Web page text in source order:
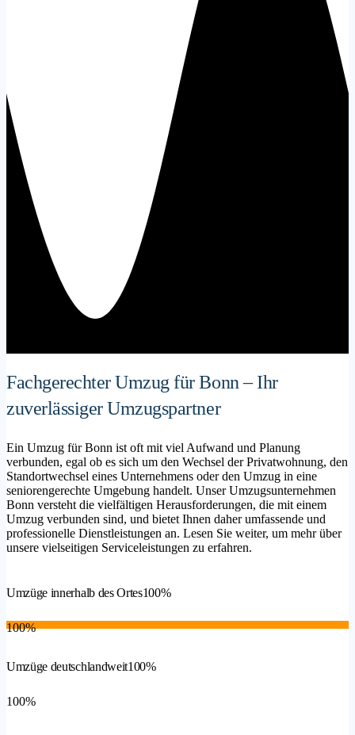
Fachgerechter Umzug für Bonn – Ihr
zuverlässiger Umzugspartner
Ein Umzug für Bonn ist oft mit viel Aufwand und Planung
verbunden, egal ob es sich um den Wechsel der Privatwohnung, den
Standortwechsel eines Unternehmens oder den Umzug in eine
seniorengerechte Umgebung handelt. Unser Umzugsunternehmen
Bonn versteht die vielfältigen Herausforderungen, die mit einem
Umzug verbunden sind, und bietet Ihnen daher umfassende und
professionelle Dienstleistungen an. Lesen Sie weiter, um mehr über
unsere vielseitigen Serviceleistungen zu erfahren.
Umzüge innerhalb des Ortes100%
100%
Umzüge deutschlandweit100%
100%